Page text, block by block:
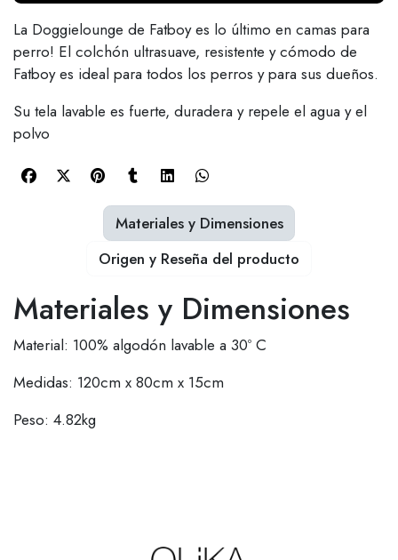
La Doggielounge de Fatboy es lo último en camas para
perro! El colchón ultrasuave, resistente y cómodo de
Fatboy es ideal para todos los perros y para sus dueños.
Su tela lavable es fuerte, duradera y repele el agua y el
polvo
Materiales y Dimensiones
Material: 100% algodón lavable a 30º C
Medidas: 120cm x 80cm x 15cm
Peso: 4.82kg
Materiales y Dimensiones
Origen y Reseña del producto